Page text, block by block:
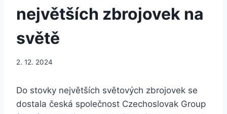
největších zbrojovek na
světě
2. 12. 2024
Do stovky největších světových zbrojovek se
dostala česká společnost Czechoslovak Group